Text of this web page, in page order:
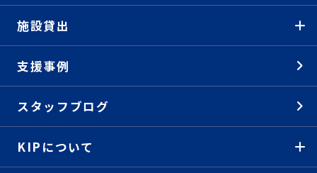
施設貸出
支援事例
スタッフブログ
KIPについて